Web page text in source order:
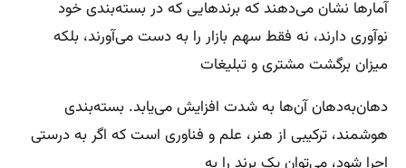
آمارها نشان می‌دهند که برندهایی که در بسته‌بندی خود
نوآوری دارند، نه فقط سهم بازار را به دست می‌آورند، بلکه
میزان برگشت مشتری و تبلیغات
دهان‌به‌دهان آن‌ها به شدت افزایش می‌یابد. بسته‌بندی
هوشمند، ترکیبی از هنر، علم و فناوری است که اگر به درستی
اجرا شود، می‌توان یک برند را به